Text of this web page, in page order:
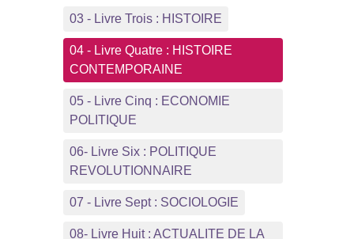
03 - Livre Trois : HISTOIRE
04 - Livre Quatre : HISTOIRE
CONTEMPORAINE
05 - Livre Cinq : ECONOMIE
POLITIQUE
06- Livre Six : POLITIQUE
REVOLUTIONNAIRE
07 - Livre Sept : SOCIOLOGIE
08- Livre Huit : ACTUALITE DE LA